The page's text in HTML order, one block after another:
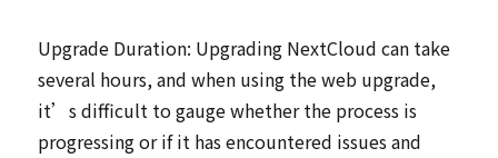
Upgrade Duration: Upgrading NextCloud can take
several hours, and when using the web upgrade,
it’s difficult to gauge whether the process is
progressing or if it has encountered issues and